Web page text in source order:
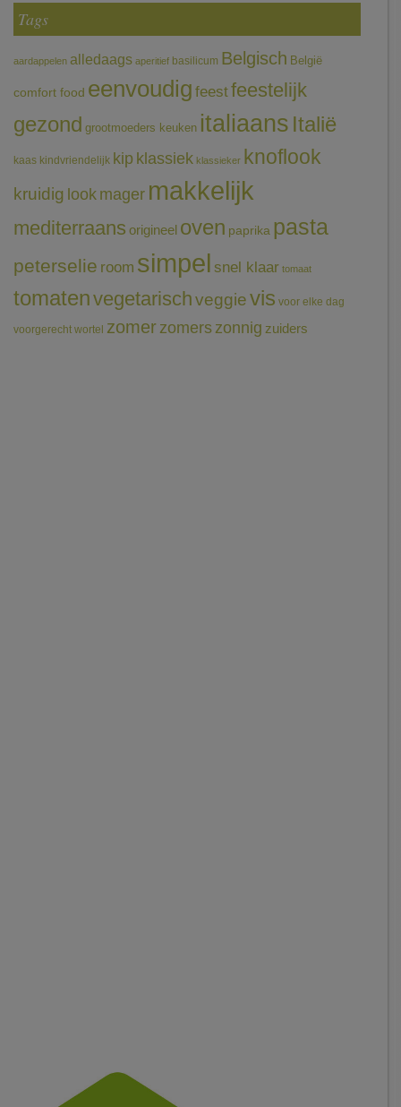
Tags
aardappelen alledaags aperitief basilicum Belgisch België
comfort food eenvoudig feestfeestelijk
gezond grootmoeders keuken italiaans Italië
kaas kindvriendelijk kip klassiek klassieker knoflook
kruidig look mager makkelijk
mediterraans origineel oven paprika pasta
peterselie room simpel snel klaar tomaat
tomatenvegetarischveggievis voor elke dag
voorgerecht wortel zomerzomerszonnig zuiders